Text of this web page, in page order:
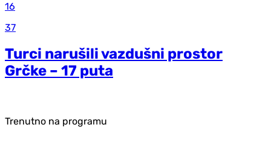
16
37
Turci narušili vazdušni prostor
Grčke – 17 puta
Trenutno na programu